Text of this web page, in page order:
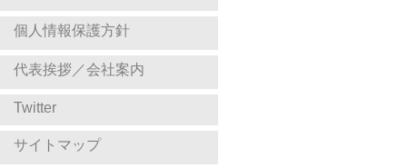
個人情報保護方針
代表挨拶／会社案内
Twitter
サイトマップ